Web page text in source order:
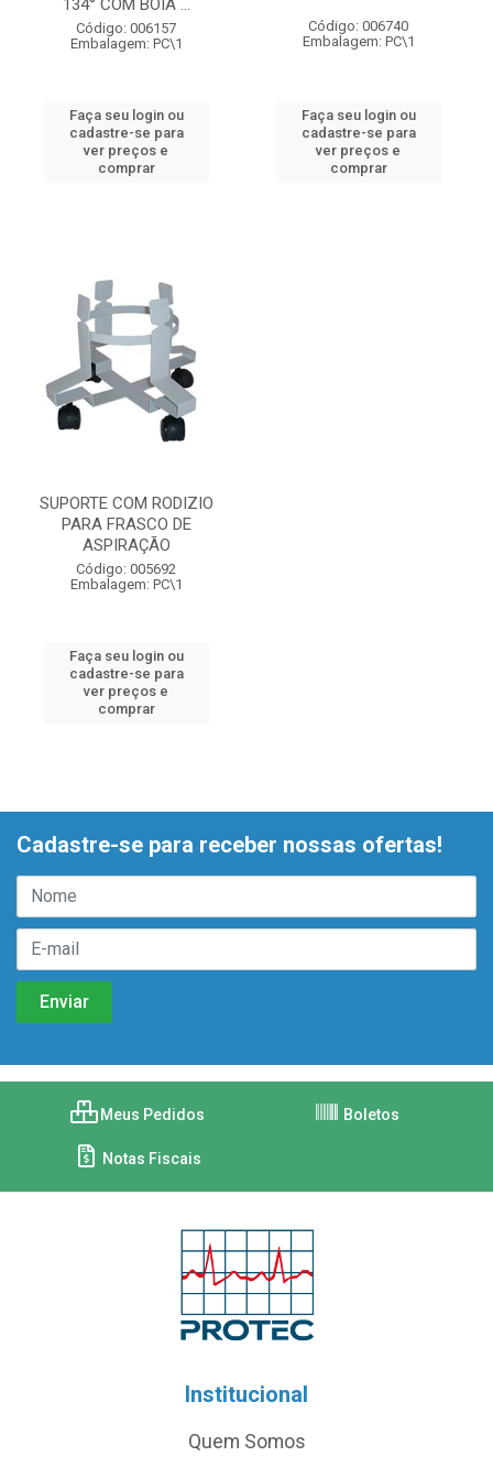
134° COM BOIA ...
Código: 006157
Embalagem: PC\1
Faça seu login ou
cadastre-se para
ver preços e
comprar
Código: 006740
Embalagem: PC\1
Faça seu login ou
cadastre-se para
ver preços e
comprar
SUPORTE COM RODIZIO
PARA FRASCO DE
ASPIRAÇÃO
Código: 005692
Embalagem: PC\1
Faça seu login ou
cadastre-se para
ver preços e
comprar
Cadastre-se para receber nossas ofertas!
Meus Pedidos Boletos
Notas Fiscais
Institucional
Quem Somos